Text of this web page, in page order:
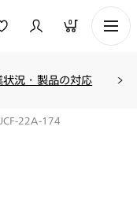
0
況・製品の対応
22A-174